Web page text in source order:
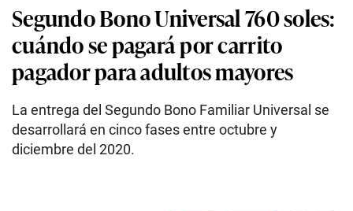
Segundo Bono Universal 760 soles:
cuándo se pagará por carrito
pagador para adultos mayores
La entrega del Segundo Bono Familiar Universal se
desarrollará en cinco fases entre octubre y
diciembre del 2020.